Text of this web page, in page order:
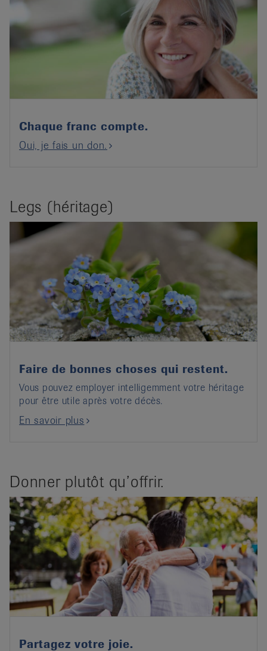
Chaque franc compte.
Oui, je fais un don.
Legs (héritage)
Faire de bonnes choses qui restent.
Vous pouvez employer intelligemment votre héritage
pour être utile après votre décès.
En savoir plus
Donner plutôt qu’offrir.
Partagez votre joie.